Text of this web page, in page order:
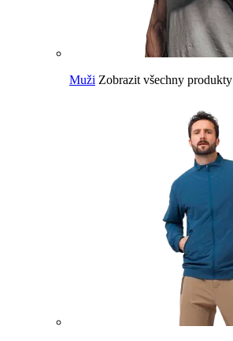
Muži Zobrazit všechny produkty